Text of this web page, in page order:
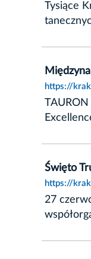
Tysiące
https://
Święto
https://
27